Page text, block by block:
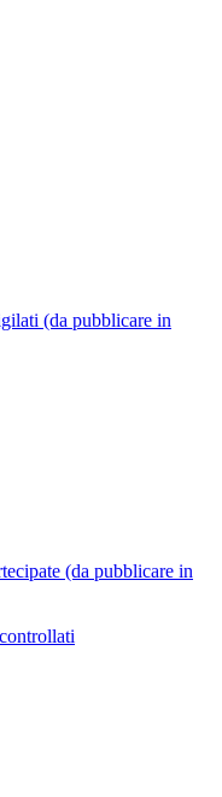
(da pubblicare in
(da pubblicare in